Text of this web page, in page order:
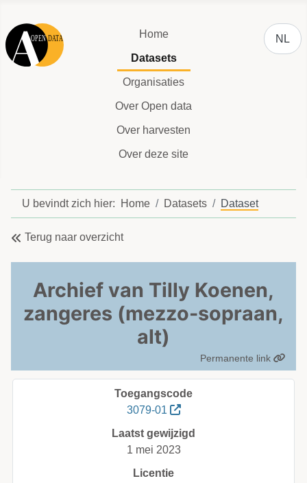
Home
Datasets
Organisaties
Over Open data
Over harvesten
Over deze site
NL
U bevindt zich hier: Home Datasets Dataset
Terug naar overzicht
Archief van Tilly Koenen,
zangeres (mezzo-sopraan,
alt)
Permanente link
Toegangscode
3079-01
Laatst gewijzigd
1 mei 2023
Licentie